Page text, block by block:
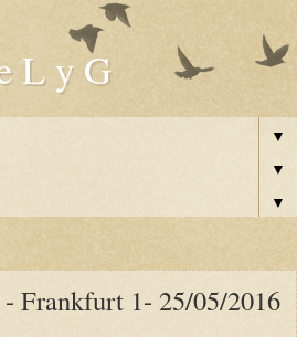
L y G
▼
▼
▼
Frankfurt 1- 25/05/2016